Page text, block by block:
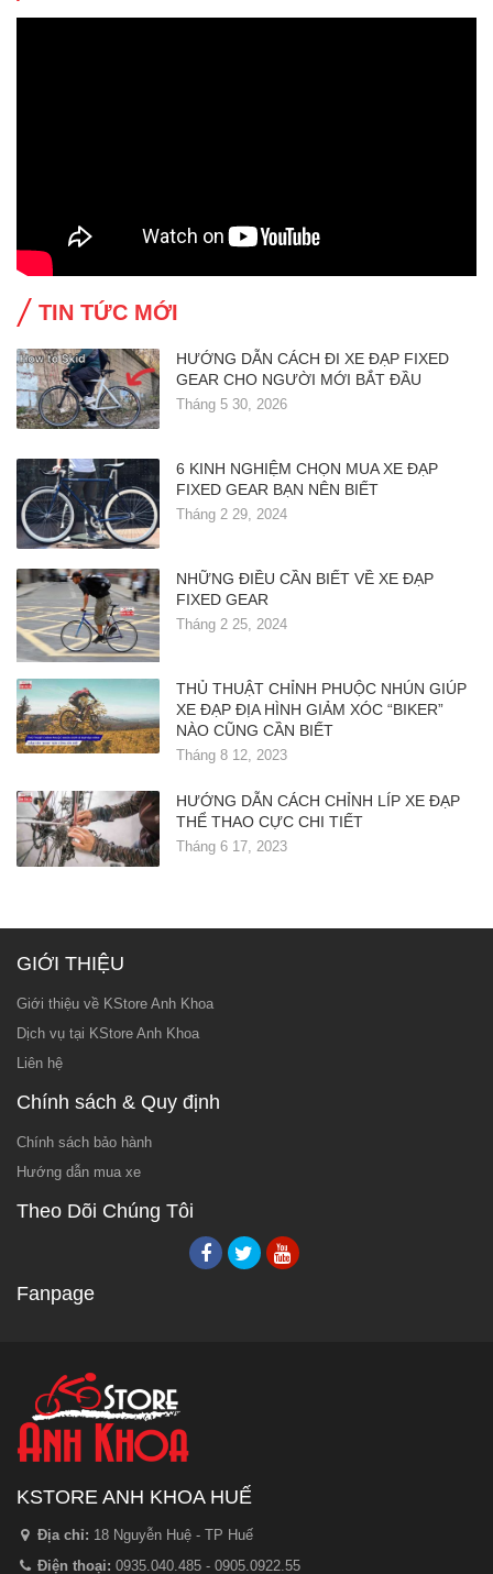
TIN TỨC MỚI
HƯỚNG DẪN CÁCH ĐI XE ĐẠP FIXED
GEAR CHO NGƯỜI MỚI BẮT ĐẦU
Tháng 5 30, 2026
6 KINH NGHIỆM CHỌN MUA XE ĐẠP
FIXED GEAR BẠN NÊN BIẾT
Tháng 2 29, 2024
NHỮNG ĐIỀU CẦN BIẾT VỀ XE ĐẠP
FIXED GEAR
Tháng 2 25, 2024
THỦ THUẬT CHỈNH PHUỘC NHÚN GIÚP
XE ĐẠP ĐỊA HÌNH GIẢM XÓC “BIKER”
NÀO CŨNG CẦN BIẾT
Tháng 8 12, 2023
HƯỚNG DẪN CÁCH CHỈNH LÍP XE ĐẠP
THỂ THAO CỰC CHI TIẾT
Tháng 6 17, 2023
GIỚI THIỆU
Giới thiệu về KStore Anh Khoa
Dịch vụ tại KStore Anh Khoa
Liên hệ
Chính sách & Quy định
Chính sách bảo hành
Hướng dẫn mua xe
Theo Dõi Chúng Tôi
Fanpage
KSTORE ANH KHOA HUẾ
Địa chỉ: 18 Nguyễn Huệ - TP Huế
Điện thoại: 0935.040.485 - 0905.0922.55